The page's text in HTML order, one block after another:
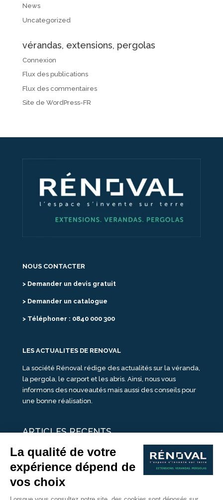
News
Uncategorized
vérandas, extensions, pergolas
Connexion
Flux des publications
Flux des commentaires
Site de WordPress-FR
NOUS CONTACTER
> Demander un devis gratuit
> Demander un catalogue
> Téléphoner : 0840 000 300
LES ACTUALITES DE RENOVAL
La société Rénoval rédige des actualités sur la véranda,
la pergola, le carport et les abris. Ainsi, nous vous
informons des nouveautés mais aussi des conseils pour
une bonne réalisation.
ARTICLES RECENTS
25 idées de vérandas design
Un été pour une véranda
Portes Ouvertes Véranda Extension Suisse | 26-27 Juin